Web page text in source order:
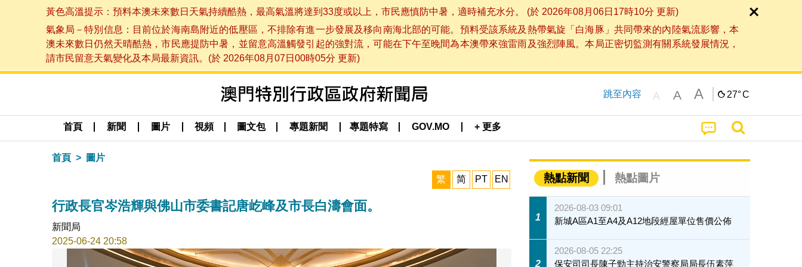
黃色高溫提示：預料本澳未來數日天氣持續酷熱，最高氣溫將達到33度或以上，市民應慎防中暑，適時補充水分。 (於 2026年08月06日17時10分 更新)
氣象局－特別信息：目前位於海南島附近的低壓區，不排除有進一步發展及移向南海北部的可能。預料受該系統及熱帶氣旋「白海豚」共同帶來的內陸氣流影響，本
澳未來數日仍然天晴酷熱，市民應提防中暑，並留意高溫觸發引起的強對流，可能在下午至晚間為本澳帶來強雷雨及強烈陣風。本局正密切監測有關系統發展情況，
請市民留意天氣變化及本局最新資訊。(於 2026年08月07日00時05分 更新)
跳至內容 A A A 27°C
首頁 新聞 圖片 視頻 圖文包 專題新聞 專題特寫 GOV.MO + 更多
首頁 圖片
繁 简 PT EN
行政長官岑浩輝與佛山市委書記唐屹峰及市長白濤會面。
新聞局
2025-06-24 20:58
熱點新聞 熱點圖片
1
2026-08-03 09:01
新城A區A1至A4及A12地段經屋單位售價公佈
2
2026-08-05 22:25
保安司司長陳子勁主持治安警察局局長伍素萍